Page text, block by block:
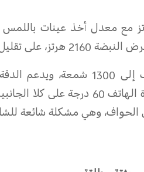
الاستخدام لفترة طويلة.
. كما تسهم انحناءة الهاتف
وهي مشكلة شائعة